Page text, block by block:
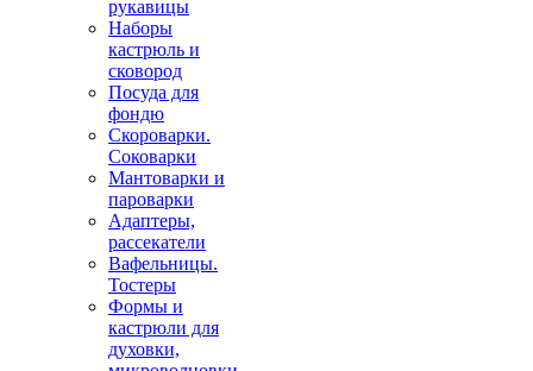
рукавицы
Наборы
кастрюль и
сковород
Посуда для
фондю
Скороварки.
Соковарки
Мантоварки и
пароварки
Адаптеры,
рассекатели
Вафельницы.
Тостеры
Формы и
кастрюли для
духовки,